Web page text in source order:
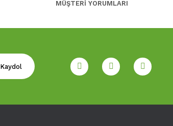
MÜŞTERİ YORUMLARI
Kaydol